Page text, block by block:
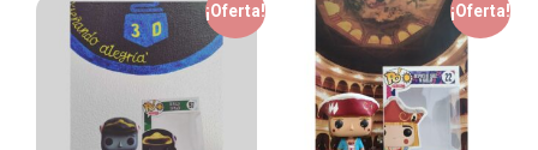
¡Oferta! ¡Oferta!